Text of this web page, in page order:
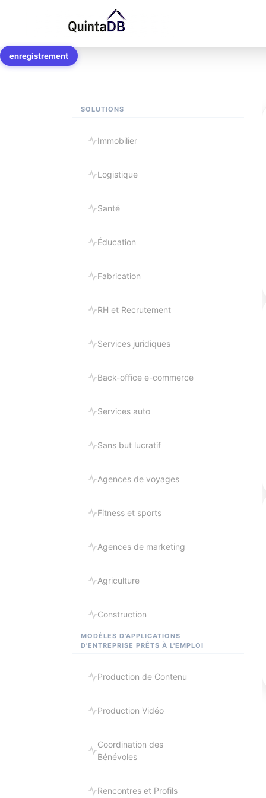
enregistrement
Modèles
SOLUTIONS
Immobilier
Logistique
Santé
Éducation
Fabrication
RH et Recrutement
Services juridiques
Back-office e-commerce
Services auto
Sans but lucratif
Agences de voyages
Fitness et sports
Agences de marketing
Agriculture
Construction
MODÈLES D'APPLICATIONS
D'ENTREPRISE PRÊTS À L'EMPLOI
Production de Contenu
Production Vidéo
Coordination des
Bénévoles
Rencontres et Profils